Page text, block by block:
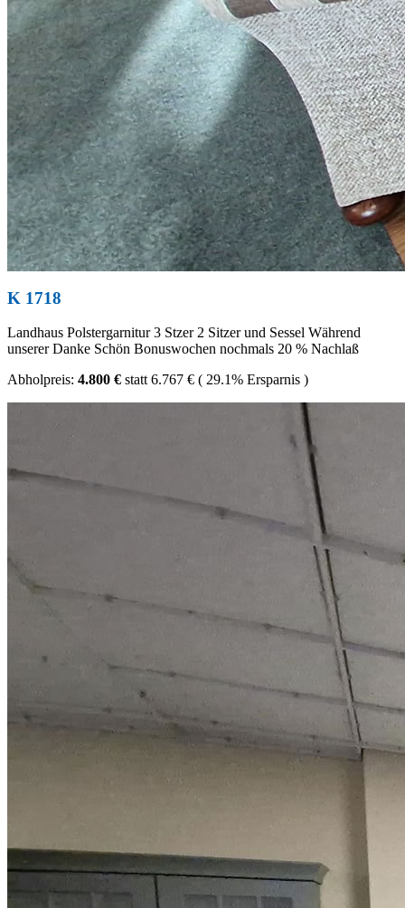
K 1718
Landhaus Polstergarnitur 3 Stzer 2 Sitzer und Sessel Während
unserer Danke Schön Bonuswochen nochmals 20 % Nachlaß
Abholpreis: 4.800 € statt 6.767 € ( 29.1% Ersparnis )